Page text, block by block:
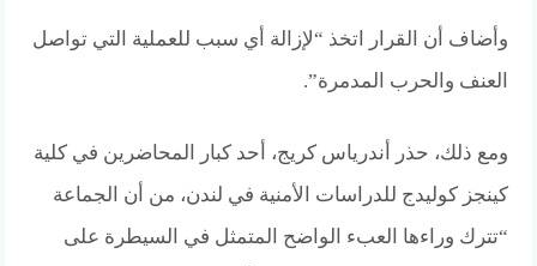
وأضاف أن القرار اتخذ “لإزالة أي سبب للعملية التي تواصل
العنف والحرب المدمرة”.
ومع ذلك، حذر أندرياس كريج، أحد كبار المحاضرين في كلية
كينجز كوليدج للدراسات الأمنية في لندن، من أن الجماعة
“تترك وراءها العبء الواضح المتمثل في السيطرة على